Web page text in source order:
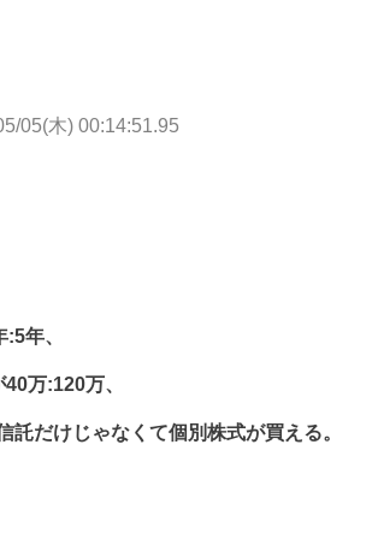
05(木) 00:14:51.95
年、
万:120万、
託だけじゃなくて個別株式が買える。